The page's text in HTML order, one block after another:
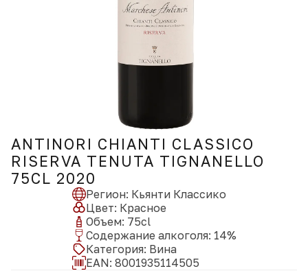
ANTINORI CHIANTI CLASSICO
RISERVA TENUTA TIGNANELLO
75CL 2020
Регион: Кьянти Классико
Цвет: Красное
Объем: 75cl
Содержание алкоголя: 14%
Категория: Вина
EAN: 8001935114505